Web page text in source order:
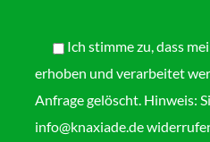
Ich stimme zu, dass
erhoben und verarbeitet
Anfrage gelöscht. Hinweis:
info@knaxiade.de